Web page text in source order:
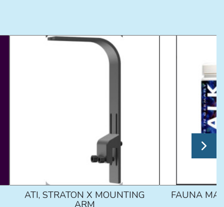
ATI, STRATON X MOUNTING
ARM
FAUNA